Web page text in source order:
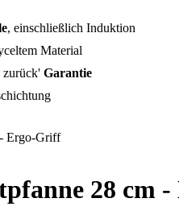
, einschließlich Induktion
Material
zurück' Garantie
Ergo-Griff
28 cm